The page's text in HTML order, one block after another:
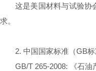
这是美国材料与试验协
求。
2. 中国国家标准（GB标
GB/T 265-2008: 《石油